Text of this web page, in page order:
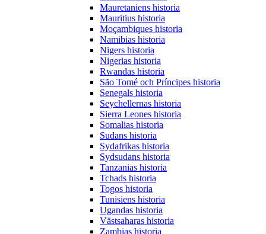
Mauretaniens historia
Mauritius historia
Moçambiques historia
Namibias historia
Nigers historia
Nigerias historia
Rwandas historia
São Tomé och Príncipes historia
Senegals historia
Seychellernas historia
Sierra Leones historia
Somalias historia
Sudans historia
Sydafrikas historia
Sydsudans historia
Tanzanias historia
Tchads historia
Togos historia
Tunisiens historia
Ugandas historia
Västsaharas historia
Zambias historia